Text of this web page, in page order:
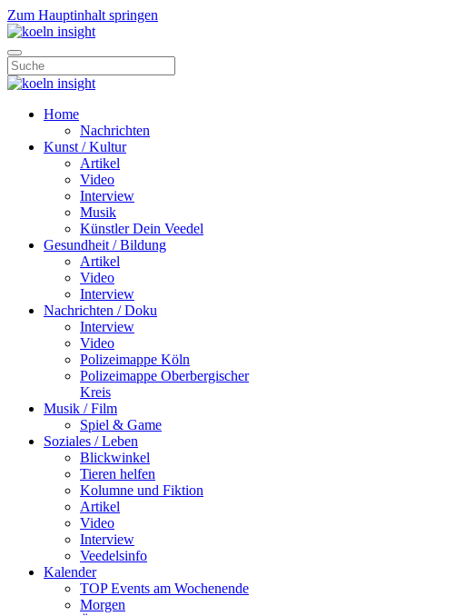
Zum Hauptinhalt springen
Home
Nachrichten
Kunst / Kultur
Artikel
Video
Interview
Musik
Künstler Dein Veedel
Gesundheit / Bildung
Artikel
Video
Interview
Nachrichten / Doku
Interview
Video
Polizeimappe Köln
Polizeimappe Oberbergischer
Kreis
Musik / Film
Spiel & Game
Soziales / Leben
Blickwinkel
Tieren helfen
Kolumne und Fiktion
Artikel
Video
Interview
Veedelsinfo
Kalender
TOP Events am Wochenende
Morgen